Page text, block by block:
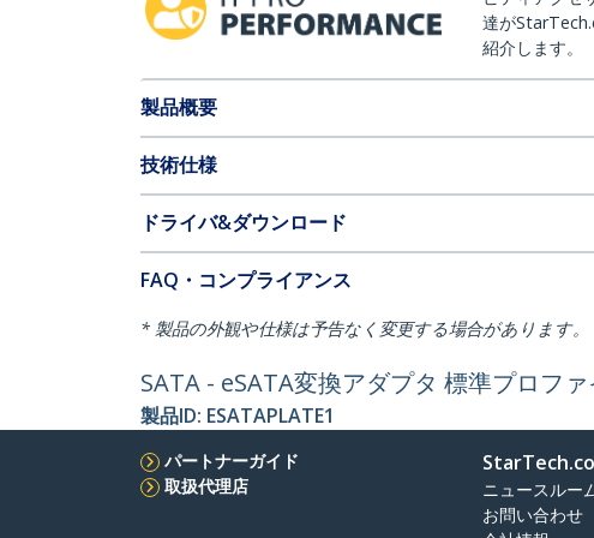
達が
紹介します。
製品概要
技術仕様
ドライバ&ダウンロード
FAQ・コンプライアンス
* 製品の外観や仕様は予告なく変更する場合があります。
SATA - eSATA変換アダプタ 標準プロフ
製品ID: ESATAPLATE1
パートナーガイド
取扱代理店
ニュースルー
お問い合わせ